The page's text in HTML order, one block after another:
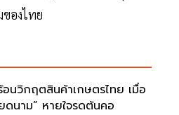
องไทย
อนวิกฤตสินค้าเกษตรไทย เมื่อ
ดนาม” หายใจรดต้นคอ